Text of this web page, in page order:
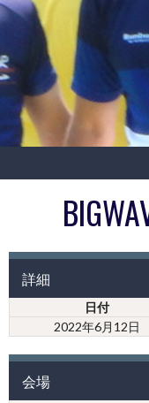
Skip
content
詳細
日付
2022年6月12日
会場